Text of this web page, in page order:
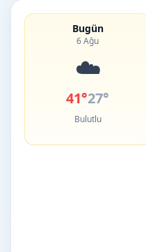
Bugün
6 Ağu
☁️
41°27°
Bulutlu